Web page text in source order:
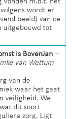
wordt er
beeld) van de
uitgebouwd tot
is BovenJan –
van Wettum
van de
waar het gaat
veiligheid. We
dit soort
zorg. Ligt